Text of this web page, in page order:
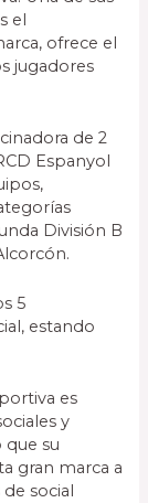
el
ofrece el
jugadores
de 2
Espanyol
División B
5
estando
es
y
su
gran marca a
de social